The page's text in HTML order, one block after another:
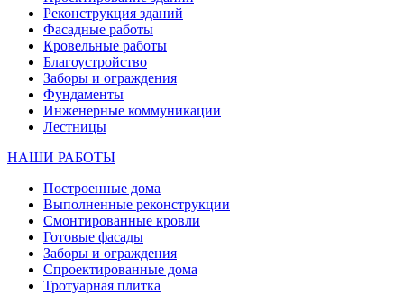
Реконструкция зданий
Фасадные работы
Кровельные работы
Благоустройство
Заборы и ограждения
Фундаменты
Инженерные коммуникации
Лестницы
НАШИ РАБОТЫ
Построенные дома
Выполненные реконструкции
Смонтированные кровли
Готовые фасады
Заборы и ограждения
Спроектированные дома
Тротуарная плитка